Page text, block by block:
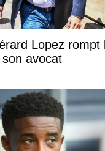
Lopez rompt
avocat